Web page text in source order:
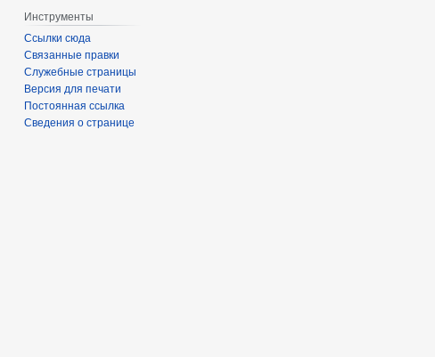
Инструменты
Ссылки сюда
Связанные правки
Служебные страницы
Версия для печати
Постоянная ссылка
Сведения о странице